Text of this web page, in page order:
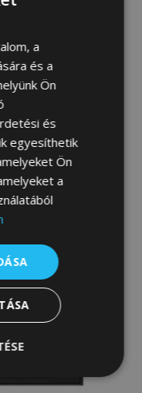
a
és a
Ön
és
egyesíthetik
Ön
a